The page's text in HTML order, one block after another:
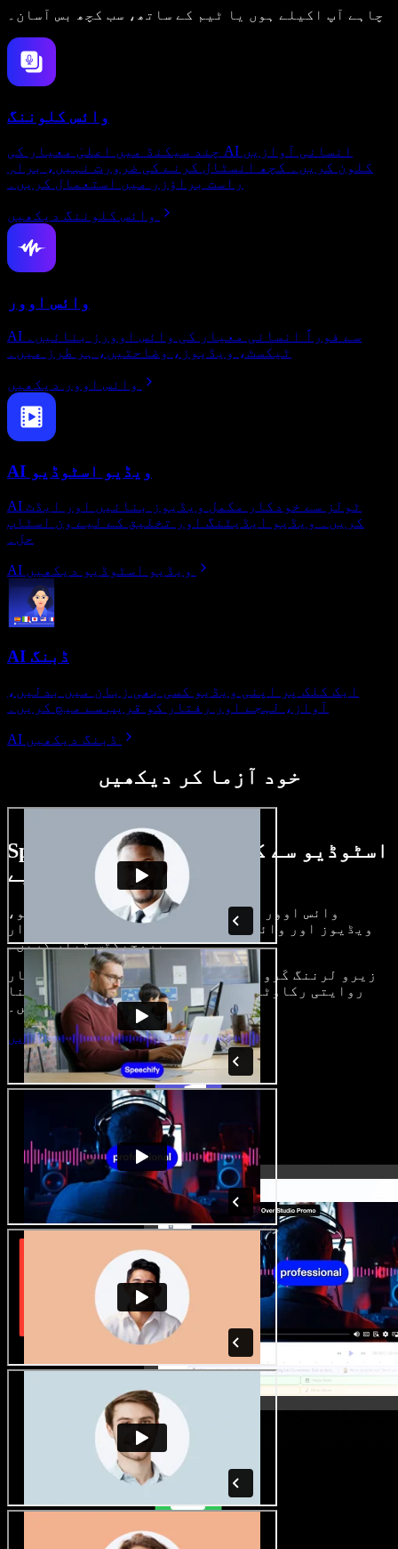
چاہے آپ اکیلے ہوں یا ٹیم کے ساتھ، سب کچھ بس آسان۔
وائس کلوننگ
چند سیکنڈ میں اعلیٰ معیار کی AI انسانی آوازیں
کلون کریں۔ کچھ انسٹال کرنے کی ضرورت نہیں، براہِ
راست براؤزر میں استعمال کریں۔
وائس کلوننگ دیکھیں
وائس اوور
AI سے فوراً انسانی معیار کی وائس اوورز بنائیں۔
ٹیکسٹ، ویڈیوز، وضاحتیں، ہر طرز میں۔
وائس اوور دیکھیں
AI ویڈیو اسٹوڈیو
AI ٹولز سے خودکار مکمل ویڈیوز بنائیں اور ایڈٹ
کریں۔ ویڈیو ایڈیٹنگ اور تخلیق کے لیے ون اسٹاپ
حل۔
AI ویڈیو اسٹوڈیو دیکھیں
AI ڈبنگ
ایک کلک پر اپنی ویڈیو کسی بھی زبان میں بدلیں،
آواز، لہجے اور رفتار کو قریب سے میچ کریں۔
AI ڈبنگ دیکھیں
خود آزما کر دیکھیں
Speechify اسٹوڈیو سے کیا کچھ کر سکتے
ہیں، دیکھیے
وائس اوور بنائیں، رائلٹی فری امیجز، آڈیو،
ویڈیوز اور وائس کلون شامل کر کے بھرپور، شاندار
پروجیکٹس تیار کریں۔
زیرو لرننگ کَرو اور سب کچھ براؤزر میں، تخلیق کار
روایتی رکاوٹیں توڑ کر اپنے خیالات کو حقیقت بنا
سکتے ہیں۔
اسٹوڈیو شروع کریں